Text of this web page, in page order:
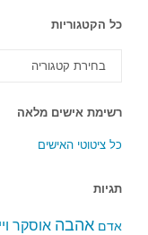
כל הקטגוריות
הקטגוריות
רשימת אישים מלאה
כל ציטוטי האישים
תגיות
אדם אהבה אוסקר